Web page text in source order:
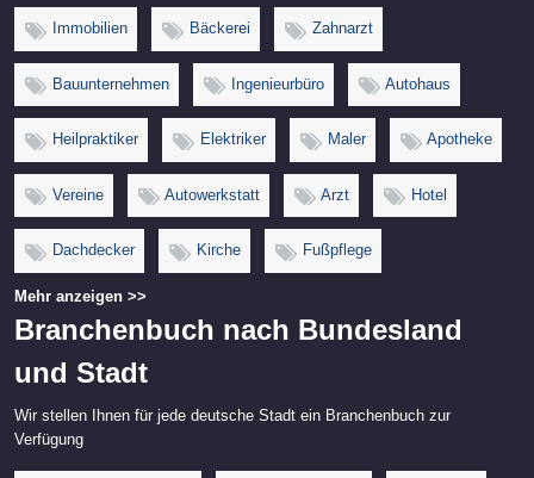
Immobilien Bäckerei Zahnarzt
Bauunternehmen Ingenieurbüro Autohaus
Heilpraktiker Elektriker Maler Apotheke
Vereine Autowerkstatt Arzt Hotel
Dachdecker Kirche Fußpflege
Mehr anzeigen >>
Branchenbuch nach Bundesland
und Stadt
Wir stellen Ihnen für jede deutsche Stadt ein Branchenbuch zur
Verfügung